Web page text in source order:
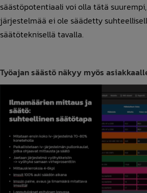
säästöpotentiaali voi olla tätä
järjestelmää ei ole säädetty
säätöteknisellä tavalla.
Työajan säästö näkyy myös